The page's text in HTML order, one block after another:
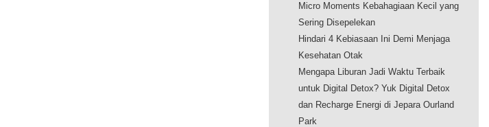
Micro Moments Kebahagiaan Kecil yang
Sering Disepelekan
Hindari 4 Kebiasaan Ini Demi Menjaga
Kesehatan Otak
Mengapa Liburan Jadi Waktu Terbaik
untuk Digital Detox? Yuk Digital Detox
dan Recharge Energi di Jepara Ourland
Park